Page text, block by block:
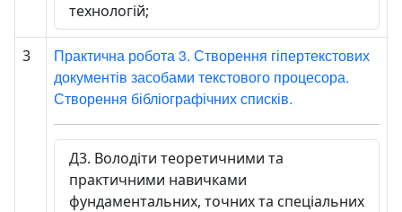
технологій;
3
Практична робота 3. Створення гіпертекстових
документів засобами текстового процесора.
Створення бібліографічних списків.
Д3. Володіти теоретичними та
практичними навичками
фундаментальних, точних та спеціальних